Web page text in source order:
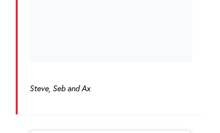
Steve, Seb and Ax